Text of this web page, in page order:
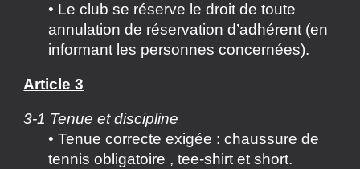
• Le club se réserve le droit de toute
annulation de réservation d’adhérent (en
informant les personnes concernées).
Article 3
3-1 Tenue et discipline
• Tenue correcte exigée : chaussure de
tennis obligatoire , tee-shirt et short.